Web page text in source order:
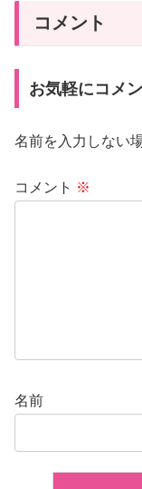
コメント
お気軽にコメ
名前を入力しない
コメント ※
名前